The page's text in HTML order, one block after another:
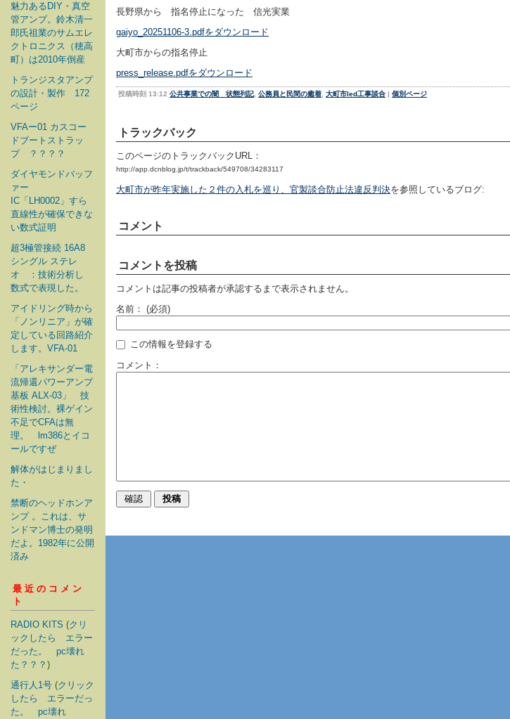
魅力あるDIY・真空
管アンプ。鈴木清一
郎氏祖業のサムエレ
クトロニクス（穂高
町）は2010年倒産
トランジスタアンプ
の設計・製作 172
ページ
VFAー01 カスコー
ドブートストラッ
プ ？？？？
ダイヤモンドバッフ
ァー
IC「LH0002」すら
直線性が確保できな
い数式証明
超3極管接続 16A8
シングル ステレ
オ ：技術分析し
数式で表現した。
アイドリング時から
「ノンリニア」が確
定している回路紹介
します。VFA-01
「アレキサンダー電
流帰還パワーアンプ
基板 ALX-03」 技
術性検討。裸ゲイン
不足でCFAは無
理。 lm386とイコ
ールですぜ
解体がはじまりまし
た・
禁断のヘッドホンア
ンプ 。これは、サ
ンドマン博士の発明
だよ。1982年に公開
済み
最近のコメン
ト
RADIO KITS (クリ
ックしたら エラー
だった。 pc壊れ
た？？？ )
通行人1号 (クリック
したら エラーだっ
た。 pc壊れ
長野県から 指名停止になった 信光実業
gaiyo_20251106-3.pdfをダウンロード
大町市からの指名停止
press_release.pdfをダウンロード
投稿時刻 13:12 公共事業での闇 状態列記, 公務員と民間の癒着 大町市led工事談合 | 個別ページ
トラックバック
このページのトラックバックURL：
http://app.dcnblog.jp/t/trackback/549708/34283117
大町市が昨年実施した２件の入札を巡り、官製談合防止法違反判決を参照しているブログ:
コメント
コメントを投稿
コメントは記事の投稿者が承認するまで表示されません。
名前： (必須)
この情報を登録する
コメント：